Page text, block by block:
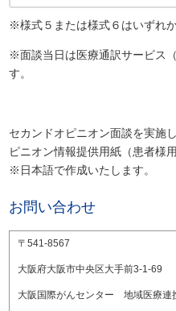
※様式５または様式６はいずれ
※面談当日は医療通訳サービス
す。
セカンドオピニオン面談を実施
ピニオン情報提供用紙（患者様
※日本語で作成いたします。
お問い合わせ
〒541-8567
大阪府大阪市中央区大手前3-1-69
大阪国際がんセンター 地域医療